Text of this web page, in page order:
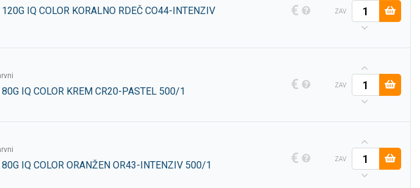
IQ COLOR KORALNO RDEČ CO44-INTENZIV
€ ZAV
IQ COLOR KREM CR20-PASTEL 500/1 € ZAV
IQ COLOR ORANŽEN OR43-INTENZIV 500/1 € ZAV